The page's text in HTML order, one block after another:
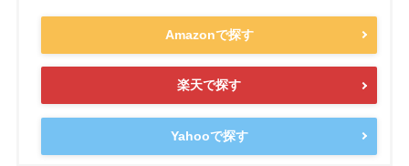
Amazonで探す
楽天で探す
Yahooで探す